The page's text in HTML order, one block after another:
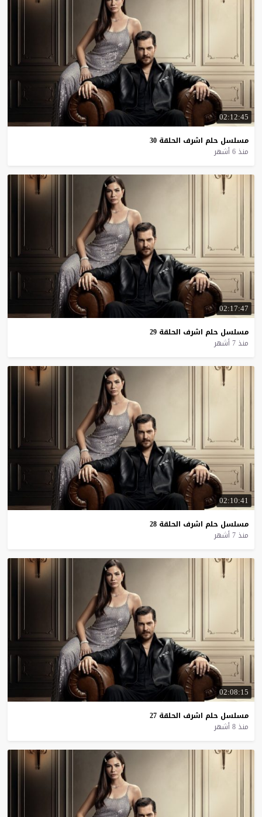
02:12:45
مسلسل حلم اشرف الحلقة 30
منذ 6 أشهر
02:17:47
مسلسل حلم اشرف الحلقة 29
منذ 7 أشهر
02:10:41
مسلسل حلم اشرف الحلقة 28
منذ 7 أشهر
02:08:15
مسلسل حلم اشرف الحلقة 27
منذ 8 أشهر